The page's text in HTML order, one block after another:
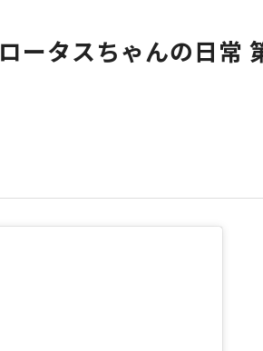
ロータスちゃんの日常